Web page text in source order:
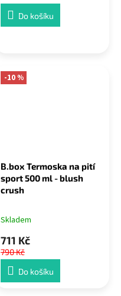
Do košíku
-10 %
B.box Termoska na pití
sport 500 ml - blush
crush
Skladem
711 Kč
790 Kč
Do košíku